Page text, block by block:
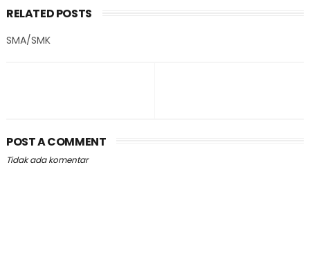
RELATED POSTS
SMA/SMK
POST A COMMENT
Tidak ada komentar